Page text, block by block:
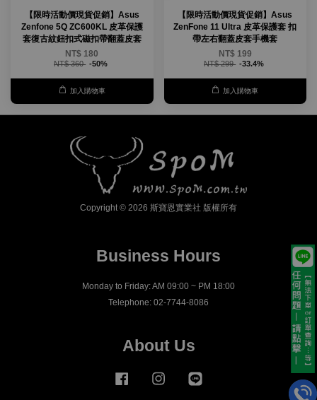
【限時活動價現貨促銷】Asus
Zenfone 5Q ZC600KL 皮革保護
套復古紋鈕扣式磁扣帶翻蓋皮套
NT$ 180
NT$ 360 -50%
加入購物車
【限時活動價現貨促銷】Asus
ZenFone 11 Ultra 皮革保護套 扣
帶左右翻蓋皮套手機套
NT$ 199
NT$ 299 -33.4%
加入購物車
Copyright © 2026 斯寶恩實業社 版權所有
Business Hours
Monday to Friday: AM 09:00 ~ PM 18:00
Telephone: 02-7744-8086
About Us
Facebook Instagram